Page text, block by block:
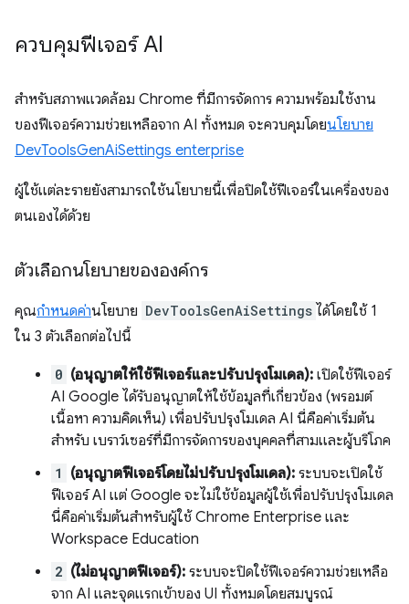
ควบคุมฟีเจอร์ AI
สำหรับสภาพแวดล้อม Chrome ที่มีการจัดการ ความพร้อมใช้งาน
ของฟีเจอร์ความช่วยเหลือจาก AI ทั้งหมด จะควบคุมโดยนโยบาย
DevToolsGenAiSettings enterprise
ผู้ใช้แต่ละรายยังสามารถใช้นโยบายนี้เพื่อปิดใช้ฟีเจอร์ในเครื่องของ
ตนเองได้ด้วย
ตัวเลือกนโยบายขององค์กร
คุณกำหนดค่านโยบาย DevToolsGenAiSettings ได้โดยใช้ 1
ใน 3 ตัวเลือกต่อไปนี้
0 (อนุญาตให้ใช้ฟีเจอร์และปรับปรุงโมเดล): เปิดใช้ฟีเจอร์
AI Google ได้รับอนุญาตให้ใช้ข้อมูลที่เกี่ยวข้อง (พรอมต์
เนื้อหา ความคิดเห็น) เพื่อปรับปรุงโมเดล AI นี่คือค่าเริ่มต้น
สำหรับ เบราว์เซอร์ที่มีการจัดการของบุคคลที่สามและผู้บริโภค
1 (อนุญาตฟีเจอร์โดยไม่ปรับปรุงโมเดล): ระบบจะเปิดใช้
ฟีเจอร์ AI แต่ Google จะไม่ใช้ข้อมูลผู้ใช้เพื่อปรับปรุงโมเดล
นี่คือค่าเริ่มต้นสำหรับผู้ใช้ Chrome Enterprise และ
Workspace Education
2 (ไม่อนุญาตฟีเจอร์): ระบบจะปิดใช้ฟีเจอร์ความช่วยเหลือ
จาก AI และจุดแรกเข้าของ UI ทั้งหมดโดยสมบูรณ์